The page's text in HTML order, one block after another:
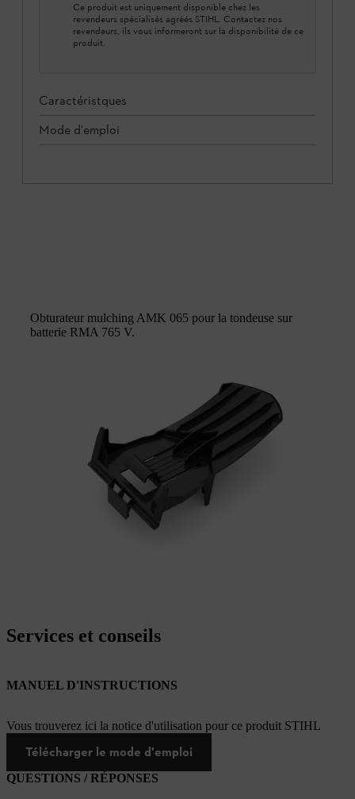
Ce produit est uniquement disponible chez les
revendeurs spécialisés agréés STIHL. Contactez nos
revendeurs, ils vous informeront sur la disponibilité de ce
produit.
Caractéristques
Mode d'emploi
Obturateur mulching AMK 065 pour la tondeuse sur
batterie RMA 765 V.
Services et conseils
MANUEL D'INSTRUCTIONS
Vous trouverez ici la notice d'utilisation pour ce produit STIHL
Télécharger le mode d'emploi
QUESTIONS / RÉPONSES